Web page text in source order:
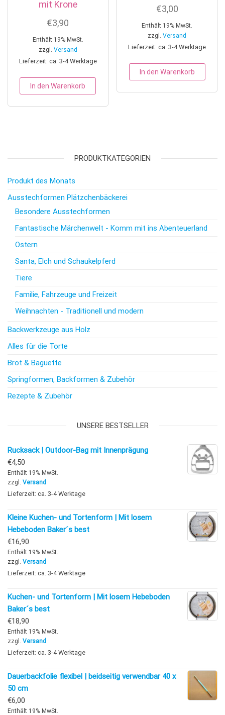
mit Krone
€3,90
Enthält 19% MwSt.
zzgl. Versand
Lieferzeit: ca. 3-4 Werktage
In den Warenkorb
€3,00
Enthält 19% MwSt.
zzgl.Versand
Lieferzeit: ca. 3-4 Werktage
In den Warenkorb
PRODUKTKATEGORIEN
Produkt des Monats
Ausstechformen Plätzchenbäckerei
Besondere Ausstechformen
Fantastische Märchenwelt - Komm mit ins Abenteuerland
Ostern
Santa, Elch und Schaukelpferd
Tiere
Familie, Fahrzeuge und Freizeit
Weihnachten - Traditionell und modern
Backwerkzeuge aus Holz
Alles für die Torte
Brot & Baguette
Springformen, Backformen & Zubehör
Rezepte & Zubehör
UNSERE BESTSELLER
Rucksack | Outdoor-Bag mit Innenprägung
€4,50
Enthält 19% MwSt.
zzgl. Versand
Lieferzeit: ca. 3-4 Werktage
Kleine Kuchen- und Tortenform | Mit losem
Hebeboden Baker´s best
€16,90
Enthält 19% MwSt.
zzgl. Versand
Lieferzeit: ca. 3-4 Werktage
Kuchen- und Tortenform | Mit losem Hebeboden
Baker´s best
€18,90
Enthält 19% MwSt.
zzgl. Versand
Lieferzeit: ca. 3-4 Werktage
Dauerbackfolie flexibel | beidseitig verwendbar 40 x
50 cm
€6,00
Enthält 19% MwSt.